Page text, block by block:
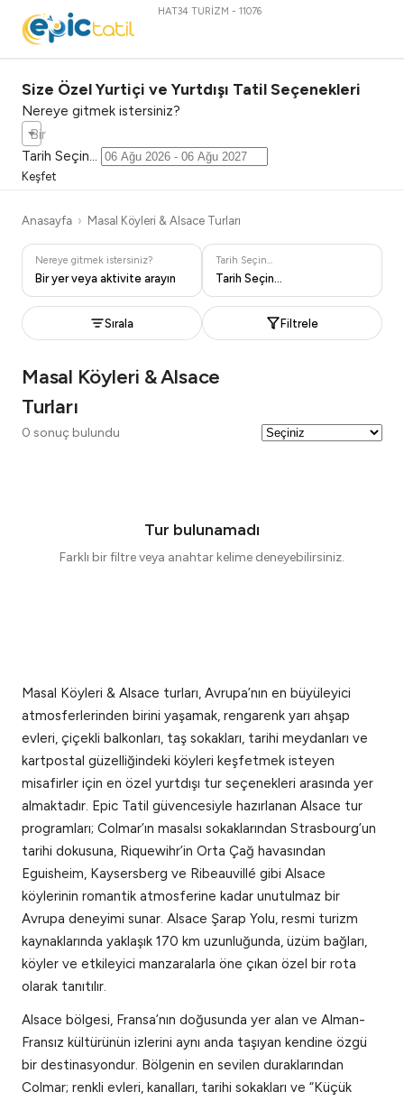
HAT34 TURİZM - 11076
Size Özel Yurtiçi ve Yurtdışı Tatil Seçenekleri
Nereye gitmek istersiniz?
Bir yer veya aktivite arayın
Tarih Seçin...
Keşfet
Anasayfa Masal Köyleri & Alsace Turları
Nereye gitmek istersiniz?
Bir yer veya aktivite arayın
Tarih Seçin...
Tarih Seçin...
Sırala Filtrele
Masal Köyleri & Alsace
Turları
0 sonuç bulundu
Tur bulunamadı
Farklı bir filtre veya anahtar kelime deneyebilirsiniz.
Masal Köyleri & Alsace turları, Avrupa’nın en büyüleyici
atmosferlerinden birini yaşamak, rengarenk yarı ahşap
evleri, çiçekli balkonları, taş sokakları, tarihi meydanları ve
kartpostal güzelliğindeki köyleri keşfetmek isteyen
misafirler için en özel yurtdışı tur seçenekleri arasında yer
almaktadır. Epic Tatil güvencesiyle hazırlanan Alsace tur
programları; Colmar’ın masalsı sokaklarından Strasbourg’un
tarihi dokusuna, Riquewihr’in Orta Çağ havasından
Eguisheim, Kaysersberg ve Ribeauvillé gibi Alsace
köylerinin romantik atmosferine kadar unutulmaz bir
Avrupa deneyimi sunar. Alsace Şarap Yolu, resmi turizm
kaynaklarında yaklaşık 170 km uzunluğunda, üzüm bağları,
köyler ve etkileyici manzaralarla öne çıkan özel bir rota
olarak tanıtılır.
Alsace bölgesi, Fransa’nın doğusunda yer alan ve Alman-
Fransız kültürünün izlerini aynı anda taşıyan kendine özgü
bir destinasyondur. Bölgenin en sevilen duraklarından
Colmar; renkli evleri, kanalları, tarihi sokakları ve “Küçük